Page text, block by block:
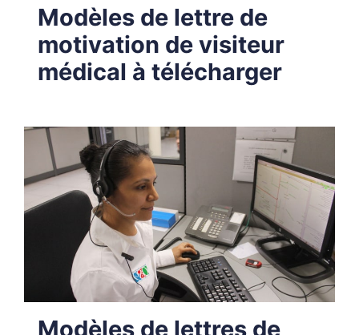
Modèles de lettre de
motivation de visiteur
médical à télécharger
Modèles de lettres de